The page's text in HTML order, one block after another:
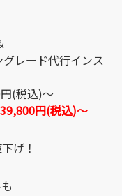
レード代行インス
(税込)～
円(税込)～
げ！